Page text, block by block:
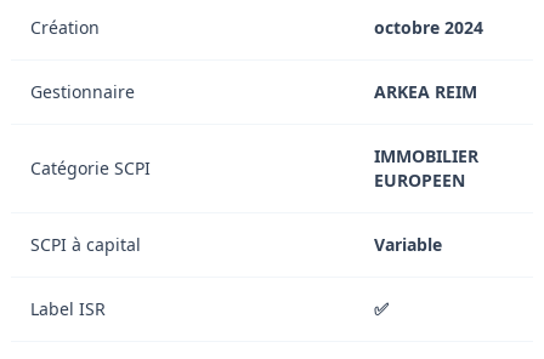
Création octobre 2024
Gestionnaire ARKEA REIM
Catégorie SCPI
IMMOBILIER
EUROPEEN
SCPI à capital Variable
Label ISR ✅